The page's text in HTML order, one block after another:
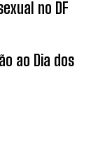
no DF
ao Dia dos